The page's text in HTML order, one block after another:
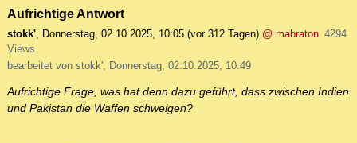
Aufrichtige Antwort
stokk', Donnerstag, 02.10.2025, 10:05 (vor 312 Tagen) @ mabraton 4294
Views
bearbeitet von stokk', Donnerstag, 02.10.2025, 10:49
Aufrichtige Frage, was hat denn dazu geführt, dass zwischen Indien
und Pakistan die Waffen schweigen?